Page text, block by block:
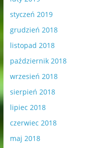
styczeń 2019
grudzień 2018
listopad 2018
październik 2018
wrzesień 2018
sierpień 2018
lipiec 2018
czerwiec 2018
maj 2018